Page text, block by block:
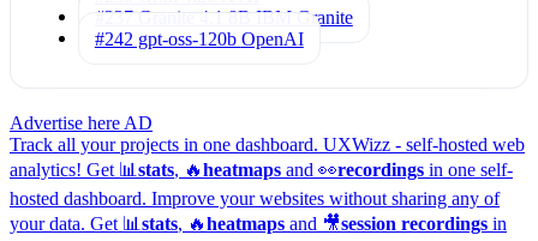
#237 Granite 4.1 8B IBM Granite
#242 gpt-oss-120b OpenAI
Advertise here AD
Track all your projects in one dashboard. UXWizz - self-hosted web
analytics! Get 📊 stats, 🔥heatmaps and 👀recordings in one self-
hosted dashboard. Improve your websites without sharing any of
your data. Get 📊 stats, 🔥heatmaps and 🎥session recordings in